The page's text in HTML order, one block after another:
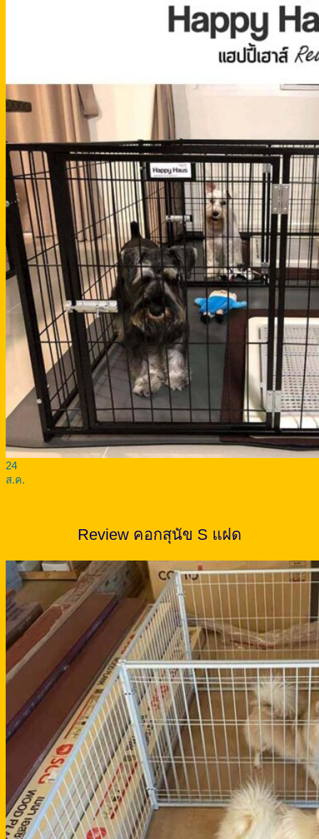
24
ส.ค.
Review คอกสุนัข S แฝด